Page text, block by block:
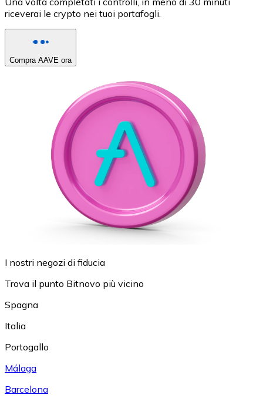
riceverai le crypto nei tuoi portafogli.
Compra AAVE ora
I nostri negozi di fiducia
Trova il punto Bitnovo più vicino
Spagna
Italia
Portogallo
Málaga
Barcelona